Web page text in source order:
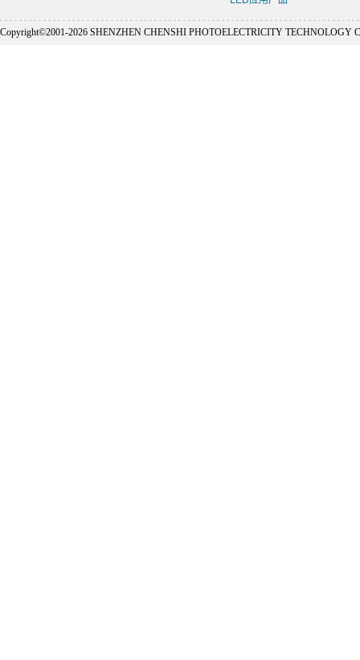
Copyright©2001-2026 SHENZHEN CHENSHI PHOTOELECTRICITY TECHNOLOGY